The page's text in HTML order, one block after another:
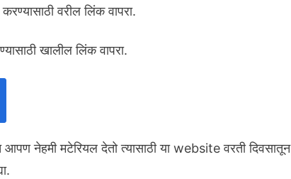
वरील लिंक वापरा.
खालील लिंक वापरा.
नेहमी मटेरियल देतो त्यासाठी या website वरती दिवसातून